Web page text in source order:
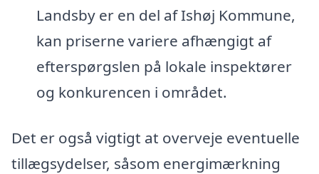
Landsby er en del af Ishøj Kommune,
kan priserne variere afhængigt af
efterspørgslen på lokale inspektører
og konkurencen i området.
Det er også vigtigt at overveje eventuelle
tillægsydelser, såsom energimærkning